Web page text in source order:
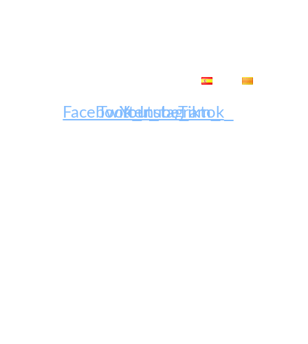
Facebook
Twitter
Youtube
Instagram
Tiktok